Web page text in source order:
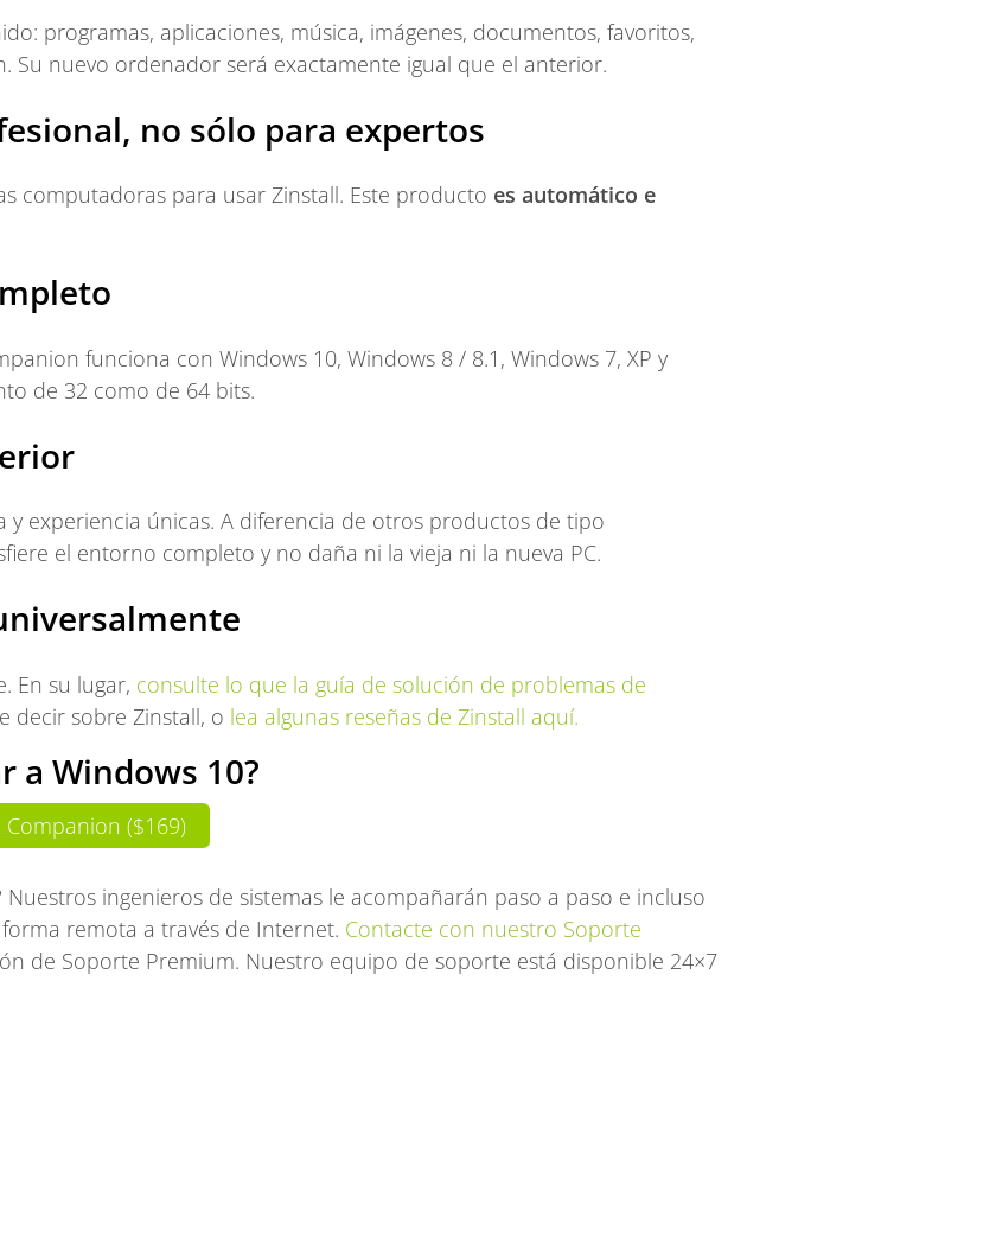
programas, aplicaciones, música, imágenes, documentos, favoritos,
Su nuevo ordenador será exactamente igual que el anterior.
no sólo para expertos
computadoras para usar Zinstall. Este producto es automático e
funciona con Windows 10, Windows 8 / 8.1, Windows 7, XP y
de 32 como de 64 bits.
y experiencia únicas. A diferencia de otros productos de tipo
el entorno completo y no daña ni la vieja ni la nueva PC.
En su lugar, consulte lo que la guía de solución de problemas de
decir sobre Zinstall, o lea algunas reseñas de Zinstall aquí.
a Windows 10?
($169)
Nuestros ingenieros de sistemas le acompañarán paso a paso e incluso
remota a través de Internet. Contacte con nuestro Soporte
de Soporte Premium. Nuestro equipo de soporte está disponible 24×7